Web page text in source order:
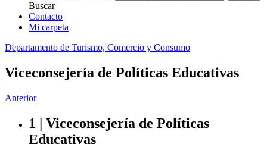
Buscar
Contacto
Mi carpeta
Departamento de Turismo, Comercio y Consumo
Viceconsejería de Políticas Educativas
Anterior
1 | Viceconsejería de Políticas
Educativas